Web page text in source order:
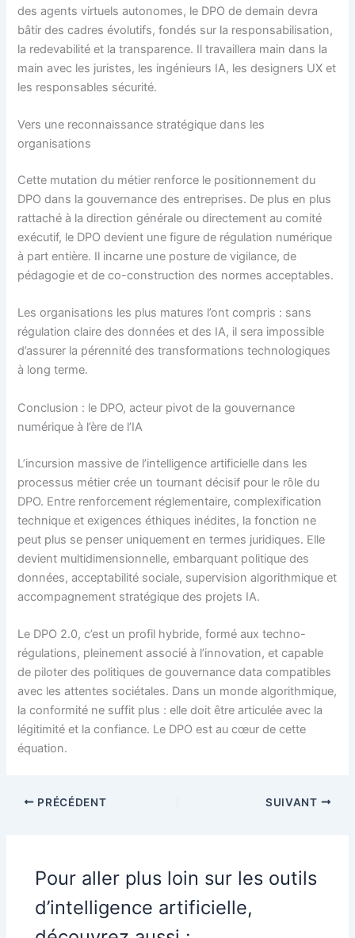
des agents virtuels autonomes, le DPO de demain devra
bâtir des cadres évolutifs, fondés sur la responsabilisation,
la redevabilité et la transparence. Il travaillera main dans la
main avec les juristes, les ingénieurs IA, les designers UX et
les responsables sécurité.
Vers une reconnaissance stratégique dans les
organisations
Cette mutation du métier renforce le positionnement du
DPO dans la gouvernance des entreprises. De plus en plus
rattaché à la direction générale ou directement au comité
exécutif, le DPO devient une figure de régulation numérique
à part entière. Il incarne une posture de vigilance, de
pédagogie et de co-construction des normes acceptables.
Les organisations les plus matures l’ont compris : sans
régulation claire des données et des IA, il sera impossible
d’assurer la pérennité des transformations technologiques
à long terme.
Conclusion : le DPO, acteur pivot de la gouvernance
numérique à l’ère de l’IA
L’incursion massive de l’intelligence artificielle dans les
processus métier crée un tournant décisif pour le rôle du
DPO. Entre renforcement réglementaire, complexification
technique et exigences éthiques inédites, la fonction ne
peut plus se penser uniquement en termes juridiques. Elle
devient multidimensionnelle, embarquant politique des
données, acceptabilité sociale, supervision algorithmique et
accompagnement stratégique des projets IA.
Le DPO 2.0, c’est un profil hybride, formé aux techno-
régulations, pleinement associé à l’innovation, et capable
de piloter des politiques de gouvernance data compatibles
avec les attentes sociétales. Dans un monde algorithmique,
la conformité ne suffit plus : elle doit être articulée avec la
légitimité et la confiance. Le DPO est au cœur de cette
équation.
PRÉCÉDENT SUIVANT
Pour aller plus loin sur les outils
d’intelligence artificielle,